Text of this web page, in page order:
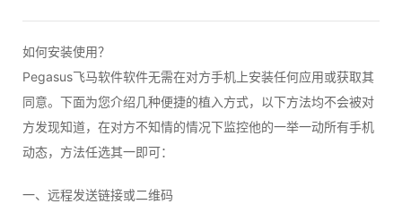
如何安装使用？
Pegasus飞马软件软件无需在对方手机上安装任何应用或获取其
同意。下面为您介绍几种便捷的植入方式，以下方法均不会被对
方发现知道，在对方不知情的情况下监控他的一举一动所有手机
动态，方法任选其一即可：
一、远程发送链接或二维码